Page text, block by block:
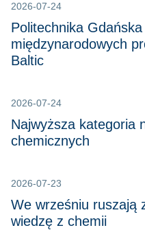
2026-07-24
Politechnika
międzynarodowych
Baltic
2026-07-24
Najwyższa kategoria
chemicznych
2026-07-23
We wrześniu ruszają
wiedzę z chemii